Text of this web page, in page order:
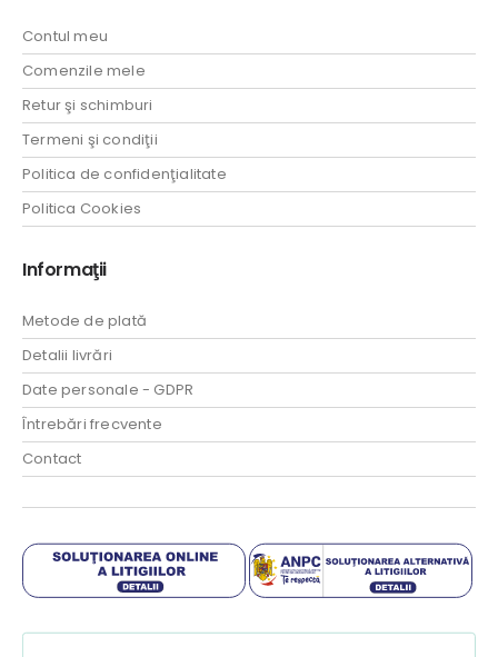
Contul meu
Comenzile mele
Retur şi schimburi
Termeni şi condiţii
Politica de confidenţialitate
Politica Cookies
Informaţii
Metode de plată
Detalii livrări
Date personale - GDPR
Întrebări frecvente
Contact